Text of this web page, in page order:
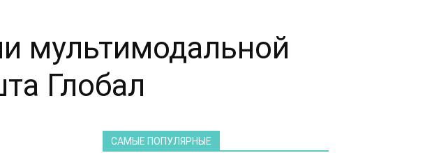
мультимодальной
Глобал
САМЫЕ ПОПУЛЯРНЫЕ